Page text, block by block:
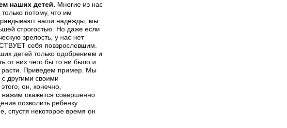
наших детей. Многие из нас
потому, что им
наши надежды, мы
строгостью. Но да­же если
зрелость, у нас нет
себя повзрос­левшим.
детей только одобрением и
от них чего бы то ни было и
расти. Приведем пример. Мы
другими своими
он, конеч­но,
нажим окажется совершенно
позволить ребенку
спустя некоторое время он